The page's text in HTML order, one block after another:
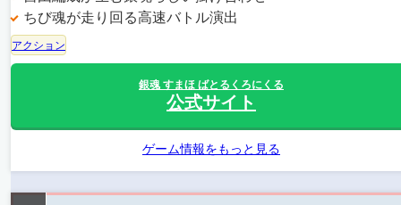
ちび魂が走り回る高速バトル演出
アクション
銀魂 すまほ ばとるくろにくる
公式サイト
ゲーム情報をもっと見る